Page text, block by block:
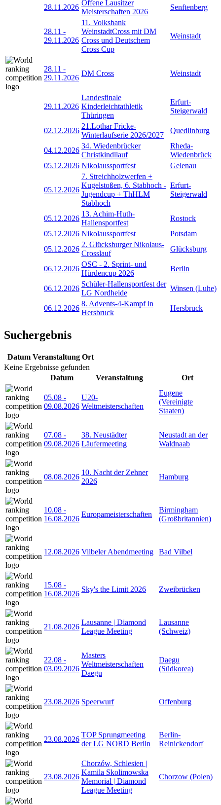
28.11.2026
Offene Lausitzer
Meisterschaften 2026
Senftenberg
28.11 -
29.11.2026
11. Volksbank
WeinstadtCross mit DM
Cross und Deutschem
Cross Cup
Weinstadt
28.11 -
29.11.2026
DM Cross Weinstadt
29.11.2026
Landesfinale
Kinderleichtathletik
Thüringen
Erfurt-
Steigerwald
02.12.2026
21.Lothar Fricke-
Winterlaufserie 2026/2027
Quedlinburg
04.12.2026
34. Wiedenbrücker
Christkindllauf
Rheda-
Wiedenbrück
05.12.2026 Nikolaussportfest Gelenau
05.12.2026
7. Streichholzwerfen +
Kugelstoßen, 6. Stabhoch -
Jugendcup + ThHLM
Stabhoch
Erfurt-
Steigerwald
05.12.2026
13. Achim-Huth-
Hallensportfest
Rostock
05.12.2026 Nikolaussportfest
Potsdam
05.12.2026
2. Glücksburger Nikolaus-
Crosslauf
Glücksburg
06.12.2026
OSC - 2. Sprint- und
Hürdencup 2026
Berlin
06.12.2026
Schüler-Hallensportfest der
LG Nordheide
Winsen (Luhe)
06.12.2026
8. Advents-4-Kampf in
Hersbruck
Hersbruck
Suchergebnis
Datum Veranstaltung Ort
Keine Ergebnisse gefunden
Datum
Veranstaltung Ort
05.08 -
09.08.2026
U20-
Weltmeisterschaften
Eugene
(Vereinigte
Staaten)
07.08 -
09.08.2026
38. Neustädter
Läufermeeting
Neustadt an der
Waldnaab
08.08.2026
10. Nacht der Zehner
2026
Hamburg
10.08 -
16.08.2026
Europameisterschaften
Birmingham
(Großbritannien)
12.08.2026 Vilbeler Abendmeeting Bad Vilbel
15.08 -
16.08.2026
Sky's the Limit 2026 Zweibrücken
21.08.2026
Lausanne | Diamond
League Meeting
Lausanne
(Schweiz)
22.08 -
03.09.2026
Masters
Weltmeisterschaften
Daegu
Daegu
(Südkorea)
23.08.2026 Speerwurf Offenburg
23.08.2026
TOP Sprungmeeting
der LG NORD Berlin
Berlin-
Reinickendorf
23.08.2026
Chorzów, Schlesien |
Kamila Skolimowska
Memorial | Diamond
League Meeting
Chorzow (Polen)